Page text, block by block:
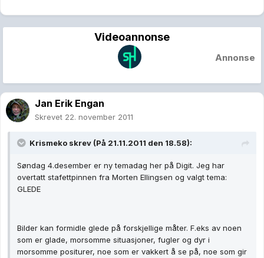
Videoannonse
Annonse
Jan Erik Engan
Skrevet 22. november 2011
Krismeko skrev (På 21.11.2011 den 18.58):
Søndag 4.desember er ny temadag her på Digit. Jeg har
overtatt stafettpinnen fra Morten Ellingsen og valgt tema:
GLEDE
Bilder kan formidle glede på forskjellige måter. F.eks av noen
som er glade, morsomme situasjoner, fugler og dyr i
morsomme positurer, noe som er vakkert å se på, noe som gir